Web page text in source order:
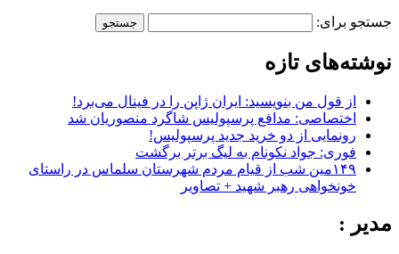
جستجو برای:
نوشته‌های تازه
از قول من بنویسید: ایران ژاپن را در فینال می‌برد!
اختصاصی: مدافع پرسپولیس شاگرد منصوریان شد
رونمایی از دو خرید جدید پرسپولیس!
فوری: جواد نکونام به لیگ برتر برگشت
۱۴۹مین شب از قیام مردم شهرستان سلماس در راستای
خونخواهی رهبر شهید + تصاویر
مدیر :